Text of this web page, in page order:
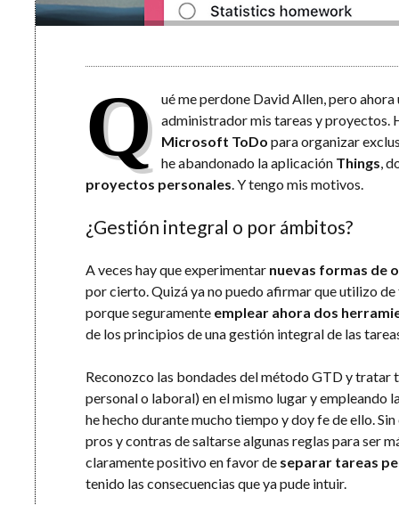
Q ué me perdone David Allen, pero
administrador mis tareas y proyectos.
Microsoft ToDo para organizar
he abandonado la aplicación Things,
proyectos personales. Y tengo mis motivos.
¿Gestión integral o por ámbitos?
A veces hay que experimentar nuevas formas de
por cierto. Quizá ya no puedo afirmar que utilizo
porque seguramente emplear ahora dos
de los principios de una gestión integral de las
Reconozco las bondades del método GTD y
personal o laboral) en el mismo lugar y empleando
he hecho durante mucho tiempo y doy fe de ello.
pros y contras de saltarse algunas reglas para ser
claramente positivo en favor de separar tareas
tenido las consecuencias que ya pude intuir.